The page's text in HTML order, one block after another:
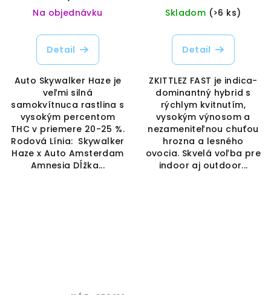
Na objednávku
Detail
Auto Skywalker Haze je
veľmi silná
samokvítnuca rastlina s
vysokým percentom
THC v priemere 20-25 %.
Rodová Línia: Skywalker
Haze x Auto Amsterdam
Amnesia Dĺžka...
Skladom (>6 ks)
Detail
ZKITTLEZ FAST je indica-
dominantný hybrid s
rýchlym kvitnutím,
vysokým výnosom a
nezameniteľnou chuťou
hrozna a lesného
ovocia. Skvelá voľba pre
indoor aj outdoor...